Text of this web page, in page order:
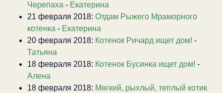
Черепаха - Екатерина
21 февраля 2018: Отдам Рыжего Мраморного
котенка - Екатерина
20 февраля 2018: Котенок Ричард ищет дом! -
Татьяна
18 февраля 2018: Котенок Бусинка ищет дом! -
Алена
18 февраля 2018: Мягкий, рыхлый, теплый котик